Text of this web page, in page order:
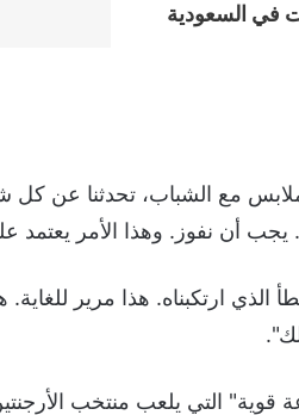
في السعودية
مع الشباب، تحدثنا عن كل
أن نفوز. وهذا الأمر يعتمد
الذي ارتكبناه. هذا مرير
التي يلعب منتخب